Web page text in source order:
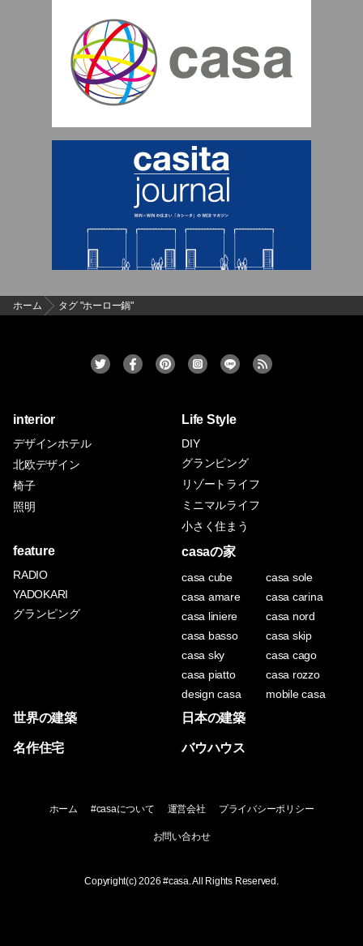
ホーム タグ "ホーロー鍋"
interior
デザインホテル
北欧デザイン
椅子
照明
Life Style
DIY
グランピング
リゾートライフ
ミニマルライフ
小さく住まう
feature
RADIO
YADOKARI
グランピング
casaの家
casa cube
casa sole
casa amare
casa carina
casa liniere
casa nord
casa basso
casa skip
casa sky
casa cago
casa piatto
casa rozzo
design casa
mobile casa
世界の建築 日本の建築
名作住宅 バウハウス
ホーム #casaについて 運営会社 プライバシーポリシー
お問い合わせ
Copyright(c) 2026#casa. All Rights Reserved.